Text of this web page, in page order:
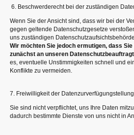
6. Beschwerderecht bei der zuständigen
Wenn Sie der Ansicht sind, dass wir bei der
gegen geltende Datenschutzgesetze
uns zuständigen
Wir möchten Sie jedoch ermutigen, dass
zunächst an unseren
es, eventuelle Unstimmigkeiten schnell und
Konflikte zu vermeiden.
7. Freiwilligkeit der Datenzurverfügungstellung
Sie sind nicht verpflichtet, uns Ihre Daten
dadurch bestimmte Dienste von uns nicht in